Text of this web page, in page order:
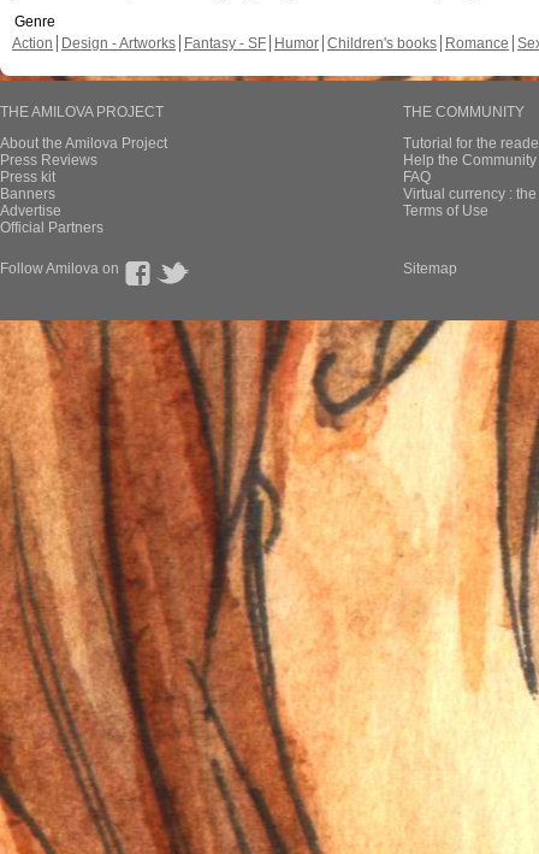
Genre
Action
Design - Artworks Fantasy - SF Humor Children's books Romance
THE AMILOVA PROJECT
About the Amilova Project
Press Reviews
Press kit
Banners
Advertise
Official Partners
THE COMMUNITY
Tutorial for the
Help the
FAQ
Virtual currency :
Terms of Use
Follow Amilova on Sitemap